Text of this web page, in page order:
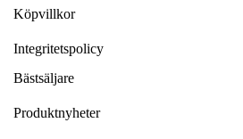
Köpvillkor
Integritetspolicy
Bästsäljare
Produktnyheter